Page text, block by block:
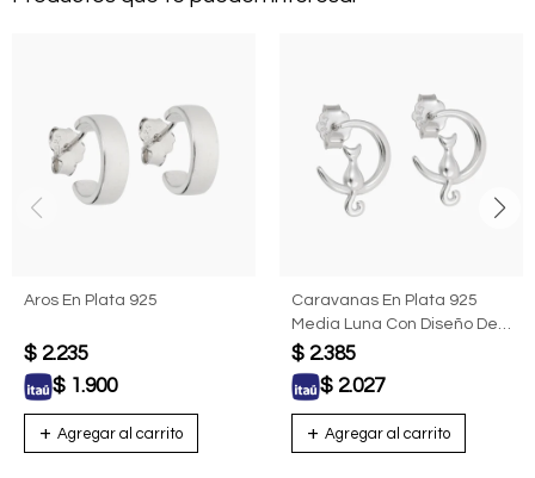
Aros En Plata 925
$ 2.235
$ 1.900
Caravanas En Plata 925
Media Luna Con Diseño De
Gato
$ 2.385
$ 2.027